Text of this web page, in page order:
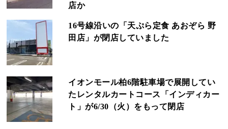
店か
16号線沿いの「天ぷら定食 あおぞら 野
田店」が閉店していました
イオンモール柏6階駐車場で展開してい
たレンタルカートコース「インディカー
ト」が6/30（火）をもって閉店